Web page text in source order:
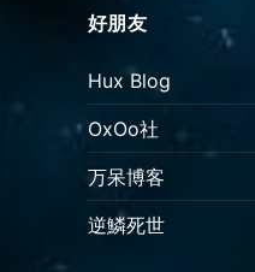
好朋友
Hux Blog
OxOo社
万呆博客
逆鱗死世